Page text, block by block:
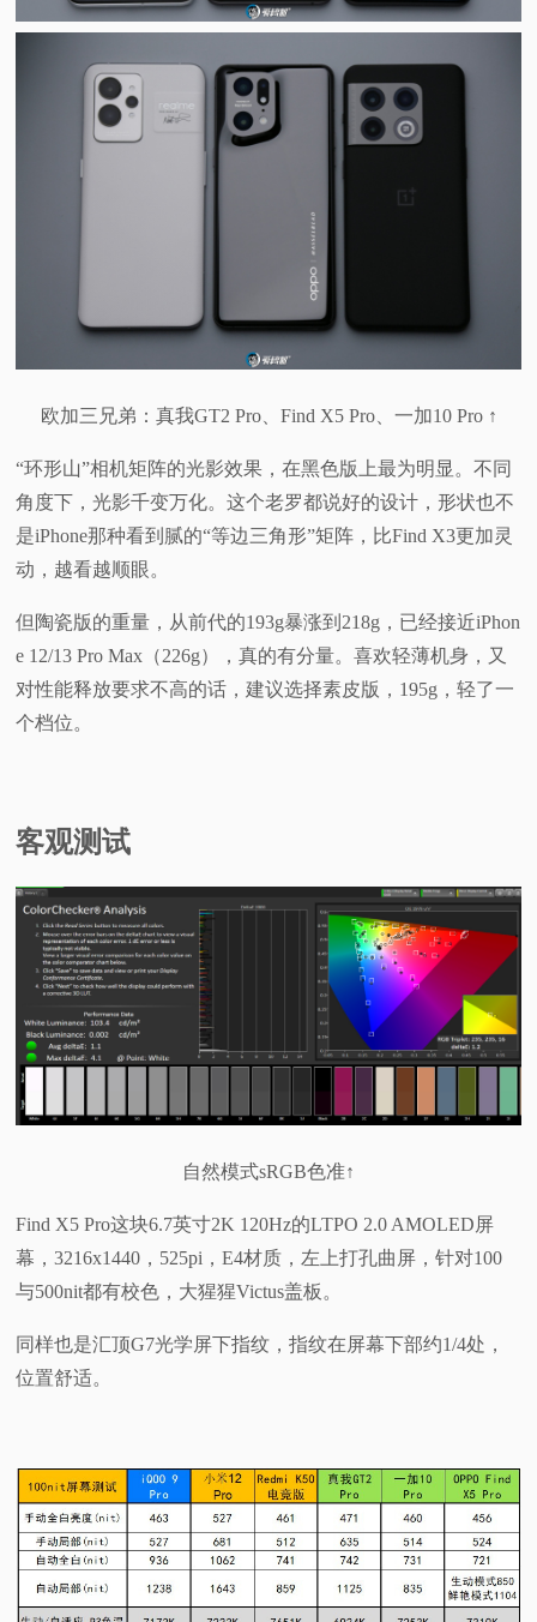
欧加三兄弟：真我GT2 Pro、Find X5 Pro、一加10 Pro ↑
“环形山”相机矩阵的光影效果，在黑色版上最为明显。不同
角度下，光影千变万化。这个老罗都说好的设计，形状也不
是iPhone那种看到腻的“等边三角形”矩阵，比Find X3更加灵
动，越看越顺眼。
但陶瓷版的重量，从前代的193g暴涨到218g，已经接近iPhon
e 12/13 Pro Max（226g），真的有分量。喜欢轻薄机身，又
对性能释放要求不高的话，建议选择素皮版，195g，轻了一
个档位。
客观测试
自然模式sRGB色准↑
Find X5 Pro这块6.7英寸2K 120Hz的LTPO 2.0 AMOLED屏
幕，3216x1440，525pi，E4材质，左上打孔曲屏，针对100
与500nit都有校色，大猩猩Victus盖板。
同样也是汇顶G7光学屏下指纹，指纹在屏幕下部约1/4处，
位置舒适。